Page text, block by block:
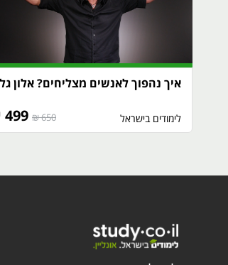
איך נהפוך לאנשים מצליחים? אלון גל
לימודים בישראל 650 ₪